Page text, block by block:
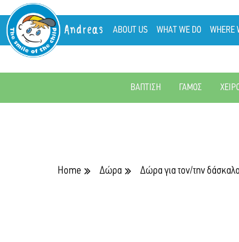
Andreas ABOUT US WHAT WE DO WHERE
ΒΑΠΤΙΣΗ ΓΑΜΟΣ
Home Δώρα Δώρα για τον/την